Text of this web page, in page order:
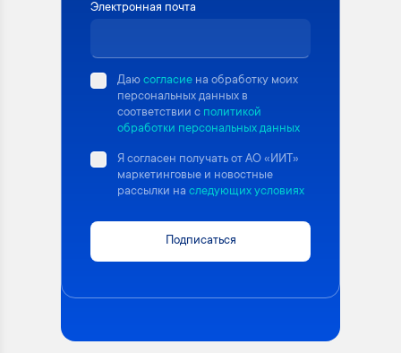
Электронная почта
Даюсогласие на обработку моих
персональных данных в
соответствии с политикой
обработки персональных данных
Я согласен получать от АО «ИИТ»
маркетинговые и новостные
рассылки на следующих условиях
Подписаться